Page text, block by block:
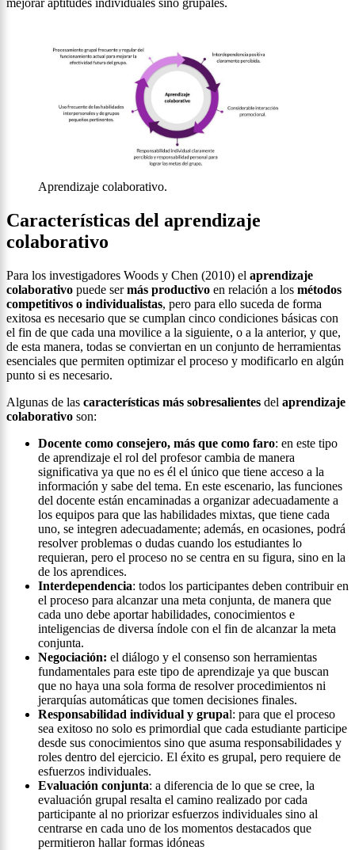
mejorar aptitudes individuales sino grupales.
Aprendizaje colaborativo.
Características del aprendizaje
colaborativo
Para los investigadores Woods y Chen (2010) el aprendizaje
colaborativo puede sermás productivo en relación a los métodos
competitivos o individualistas, pero para ello suceda de forma
exitosa es necesario que se cumplan cinco condiciones básicas con
el fin de que cada una movilice a la siguiente, o a la anterior, y que,
de esta manera, todas se conviertan en un conjunto de herramientas
esenciales que permiten optimizar el proceso y modificarlo en algún
punto si es necesario.
Algunas de las características más sobresalientes del aprendizaje
colaborativo son:
Docente como consejero, más que como faro: en este tipo
de aprendizaje el rol del profesor cambia de manera
significativa ya que no es él el único que tiene acceso a la
información y sabe del tema. En este escenario, las funciones
del docente están encaminadas a organizar adecuadamente a
los equipos para que las habilidades mixtas, que tiene cada
uno, se integren adecuadamente; además, en ocasiones, podrá
resolver problemas o dudas cuando los estudiantes lo
requieran, pero el proceso no se centra en su figura, sino en la
de los aprendices.
Interdependencia: todos los participantes deben contribuir en
el proceso para alcanzar una meta conjunta, de manera que
cada uno debe aportar habilidades, conocimientos e
inteligencias de diversa índole con el fin de alcanzar la meta
conjunta.
Negociación: el diálogo y el consenso son herramientas
fundamentales para este tipo de aprendizaje ya que buscan
que no haya una sola forma de resolver procedimientos ni
jerarquías automáticas que tomen decisiones finales.
Responsabilidad individual y grupal: para que el proceso
sea exitoso no solo es primordial que cada estudiante participe
desde sus conocimientos sino que asuma responsabilidades y
roles dentro del ejercicio. El éxito es grupal, pero requiere de
esfuerzos individuales.
Evaluación conjunta: a diferencia de lo que se cree, la
evaluación grupal resalta el camino realizado por cada
participante al no priorizar esfuerzos individuales sino al
centrarse en cada uno de los momentos destacados que
permitieron hallar formas idóneas